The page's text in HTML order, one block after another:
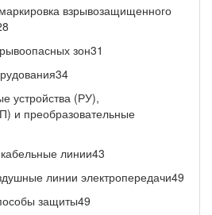
взрывозащищенного
зон31
устройства (РУ),
и преобразовательные
линии43
линии электропередачи49
защиты49